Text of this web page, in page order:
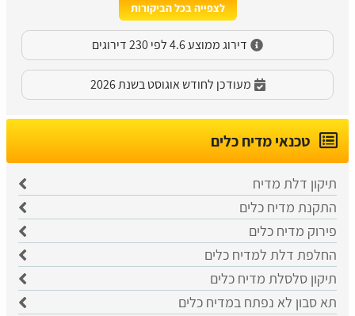
לצפייה בכל הביקורות
דירוג ממוצע 4.6 לפי 230 דירוגים
מעודכן לחודש אוגוסט בשנת 2026
טכנאי מדיח כלים
תיקון דלת מדיח
התקנת מדיח כלים
פירוק מדיח כלים
החלפת דלת למדיח כלים
תיקון סלסלת מדיח כלים
תא סבון לא נפתח במדיח כלים